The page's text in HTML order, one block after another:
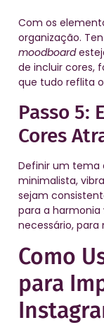
Com os
organização.
moodboard
de incluir cores,
que tudo reflita
Passo 5:
Cores
Definir um tema
minimalista,
sejam
para a harmonia
necessário,
Como
para